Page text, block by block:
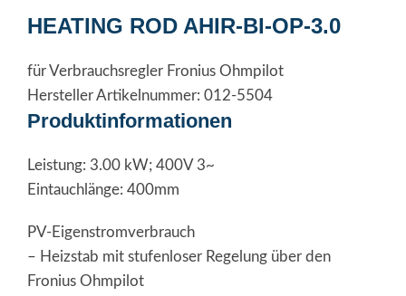
HEATING ROD AHIR-BI-OP-3.0
für Verbrauchsregler Fronius Ohmpilot
Hersteller Artikelnummer: 012-5504
Produktinformationen
Leistung: 3.00 kW; 400V 3~
Eintauchlänge: 400mm
PV-Eigenstromverbrauch
– Heizstab mit stufenloser Regelung über den
Fronius Ohmpilot